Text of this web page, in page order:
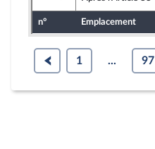
n° Emplacement
1 ... 97